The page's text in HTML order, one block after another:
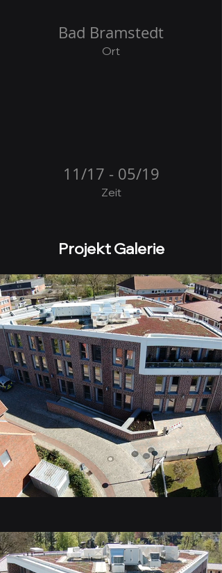
Bad Bramstedt
Ort
11/17 - 05/19
Zeit
Projekt Galerie